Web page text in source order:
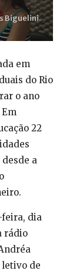
Biguelini.
em
do Rio
o ano
22
a
dia
rádio
letivo de